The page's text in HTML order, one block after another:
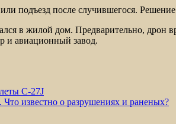
подъезд после случившегося.
в жилой дом. Предварительно, дрон
и авиационный завод.
C-27J
известно о разрушениях и раненых?